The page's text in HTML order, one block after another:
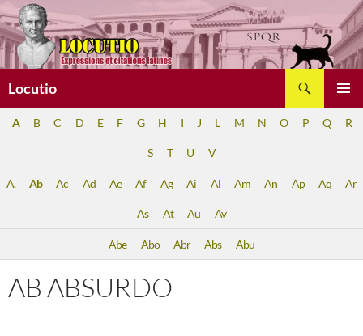
Aller
au
contenu
Locutio
A B C D E F G H I J L M N O P Q R
S T U V
A. Ab Ac Ad Ae Af Ag Ai Al Am An Ap Aq Ar
As At Au Av
Abe Abo Abr Abs Abu
AB ABSURDO